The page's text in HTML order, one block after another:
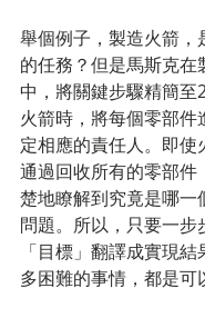
舉個例子，製造火箭，
的任務？但是馬斯克在
中，將關鍵步驟精簡至
火箭時，將每個零部件
定相應的責任人。即使
通過回收所有的零部件
楚地瞭解到究竟是哪一
問題。所以，只要一步
「目標」翻譯成實現結
多困難的事情，都是可